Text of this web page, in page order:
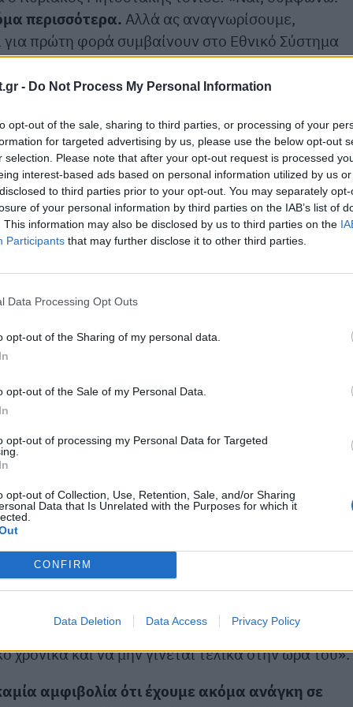
- Do Not Process My Personal Information
opt-out of the sale, sharing to third parties, or processing of your
for targeted advertising by us, please use the below opt-out
selection. Please note that after your opt-out request is processed
interest-based ads based on personal information utilized by us
to third parties prior to your opt-out. You may separately
of your personal information by third parties on the IAB’s list of
This information may also be disclosed by us to third parties on the
Participants that may further disclose it to other third parties.
Data Processing Opt Outs
opt-out of the Sharing of my personal data.
opt-out of the Sale of my Personal Data.
opt-out of processing my Personal Data for Targeted
opt-out of Collection, Use, Retention, Sale, and/or Sharing
Data that Is Unrelated with the Purposes for which it
CONFIRM
Data Deletion Data Access Privacy Policy
περισσότερα. Αλλά ας αναγνωρίσουμε,
για πρώτη φορά συμβαίνουν στο Εθνικό Σύστημα
αναγνωρίζονται από τους ασθενείς ως πολύ
εφημερία στον κόσμο που δεν θα
πουθενά. Τι πρέπει να γίνει; Να προτεραιοποιήσεις
μετά, μέσα στην πορεία των ιατρικών πράξεων
πού τελικά θα καταλήξεις και αν αισθάνεσαι ότι
σεβασμού και της αξιοπρέπειας του ασθενούς
«Αναφερθήκατε στα χειρουργεία.
όμως, τα απογευματινά χειρουργεία
από 20.000.
τομέα, για μία σειρά από επεμβάσεις, οι
τις μεγάλες λίστες αναμονών. Και
δεν νομίζω ότι υπάρχει έκτακτο χειρουργείο ή
χρονικά και να μην γίνεται τελικά στην ώρα του».
αμφιβολία ότι έχουμε ακόμα ανάγκη σε